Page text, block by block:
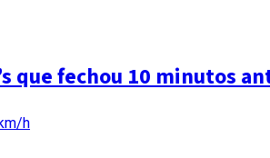
que fechou 10 minutos